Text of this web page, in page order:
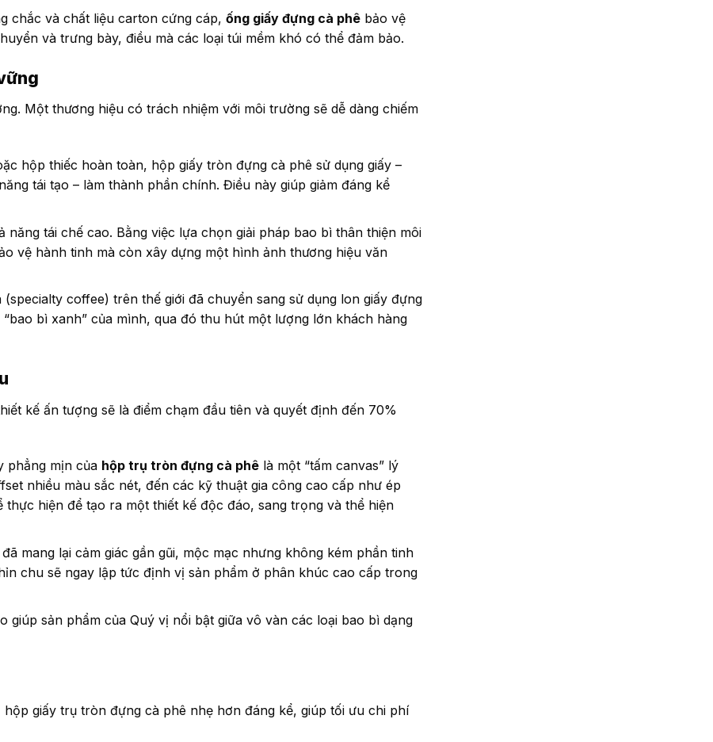
chắc và chất liệu carton cứng cáp,ống giấy đựng cà phê bảo vệ
và trưng bày, điều mà các loại túi mềm khó có thể đảm bảo.
Một thương hiệu có trách nhiệm với môi trường sẽ dễ dàng chiếm
hộp thiếc hoàn toàn, hộp giấy tròn đựng cà phê sử dụng giấy –
tái tạo – làm thành phần chính. Điều này giúp giảm đáng kể
năng tái chế cao. Bằng việc lựa chọn giải pháp bao bì thân thiện môi
vệ hành tinh mà còn xây dựng một hình ảnh thương hiệu văn
coffee) trên thế giới đã chuyển sang sử dụng lon giấy đựng
bì xanh” của mình, qua đó thu hút một lượng lớn khách hàng
kế ấn tượng sẽ là điểm chạm đầu tiên và quyết định đến 70%
phẳng mịn của hộp trụ tròn đựng cà phê là một “tấm canvas” lý
nhiều màu sắc nét, đến các kỹ thuật gia công cao cấp như ép
hiện để tạo ra một thiết kế độc đáo, sang trọng và thể hiện
mang lại cảm giác gần gũi, mộc mạc nhưng không kém phần tinh
chu sẽ ngay lập tức định vị sản phẩm ở phân khúc cao cấp trong
giúp sản phẩm của Quý vị nổi bật giữa vô vàn các loại bao bì dạng
giấy trụ tròn đựng cà phê nhẹ hơn đáng kể, giúp tối ưu chi phí